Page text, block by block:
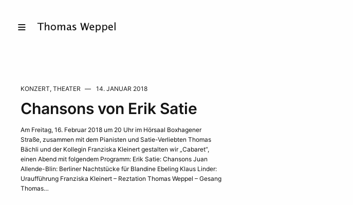
KONZERT, THEATER 14. JANUAR 2018
Chansons von Erik Satie
Am Freitag, 16. Februar 2018 um 20 Uhr im Hörsaal Boxhagener
Straße, zusammen mit dem Pianisten und Satie-Verliebten Thomas
Bächli und der Kollegin Franziska Kleinert gestalten wir „Cabaret“,
einen Abend mit folgendem Programm: Erik Satie: Chansons Juan
Allende-Blin: Berliner Nachtstücke für Blandine Ebeling Klaus Linder:
Uraufführung Franziska Kleinert – Reztation Thomas Weppel – Gesang
Thomas…